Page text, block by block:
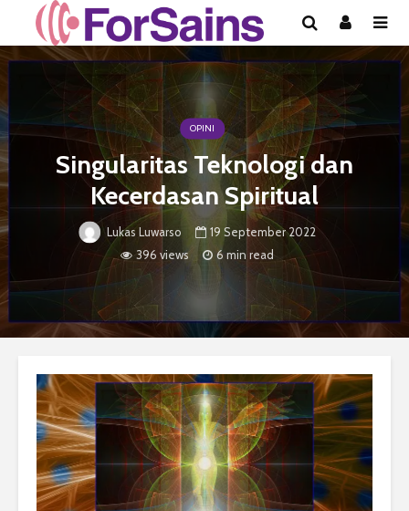
OPINI
Singularitas Teknologi dan
Kecerdasan Spiritual
Lukas Luwarso
19 September 2022
396 views
6 min read